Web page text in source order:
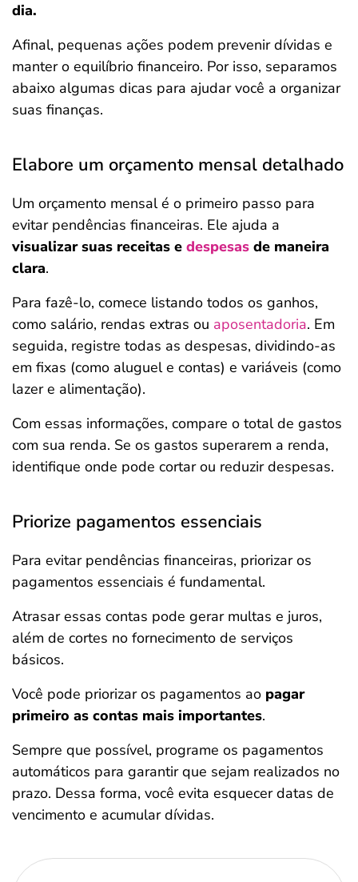
dia.
Afinal, pequenas ações podem prevenir dívidas e
manter o equilíbrio financeiro. Por isso, separamos
abaixo algumas dicas para ajudar você a organizar
suas finanças.
Elabore um orçamento mensal detalhado
Um orçamento mensal é o primeiro passo para
evitar pendências financeiras. Ele ajuda a
visualizar suas receitas e despesas de maneira
clara.
Para fazê-lo, comece listando todos os ganhos,
como salário, rendas extras ou aposentadoria. Em
seguida, registre todas as despesas, dividindo-as
em fixas (como aluguel e contas) e variáveis (como
lazer e alimentação).
Com essas informações, compare o total de gastos
com sua renda. Se os gastos superarem a renda,
identifique onde pode cortar ou reduzir despesas.
Priorize pagamentos essenciais
Para evitar pendências financeiras, priorizar os
pagamentos essenciais é fundamental.
Atrasar essas contas pode gerar multas e juros,
além de cortes no fornecimento de serviços
básicos.
Você pode priorizar os pagamentos ao pagar
primeiro as contas mais importantes.
Sempre que possível, programe os pagamentos
automáticos para garantir que sejam realizados no
prazo. Dessa forma, você evita esquecer datas de
vencimento e acumular dívidas.